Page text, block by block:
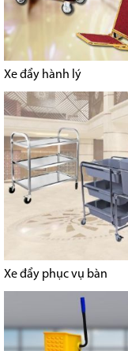
Xe đẩy hành lý
Xe đẩy phục vụ bàn